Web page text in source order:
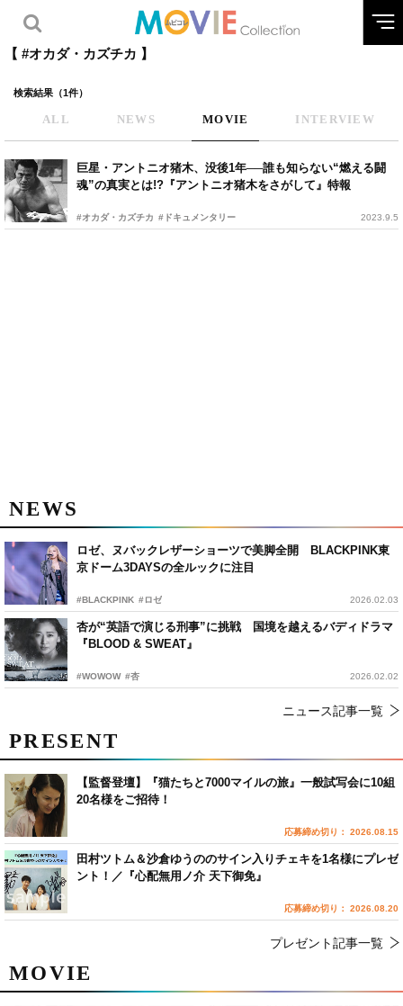
【 #オカダ・カズチカ 】
検索結果（1件）
ALL NEWS MOVIE INTERVIEW
巨星・アントニオ猪木、没後1年──誰も知らない“燃える闘
魂”の真実とは!?『アントニオ猪木をさがして』特報
#オカダ・カズチカ #ドキュメンタリー 2023.9.5
NEWS
ロゼ、ヌバックレザーショーツで美脚全開 BLACKPINK東
京ドーム3DAYSの全ルックに注目
#BLACKPINK #ロゼ 2026.02.03
杏が“英語で演じる刑事”に挑戦 国境を越えるバディドラマ
『BLOOD & SWEAT』
#WOWOW #杏 2026.02.02
ニュース記事一覧
MOVIE
PRESENT
【監督登壇】『猫たちと7000マイルの旅』一般試写会に10組
20名様をご招待！
応募締め切り： 2026.08.15
田村ツトム＆沙倉ゆうののサイン入りチェキを1名様にプレゼ
ント！／『心配無用ノ介 天下御免』
応募締め切り： 2026.08.20
プレゼント記事一覧